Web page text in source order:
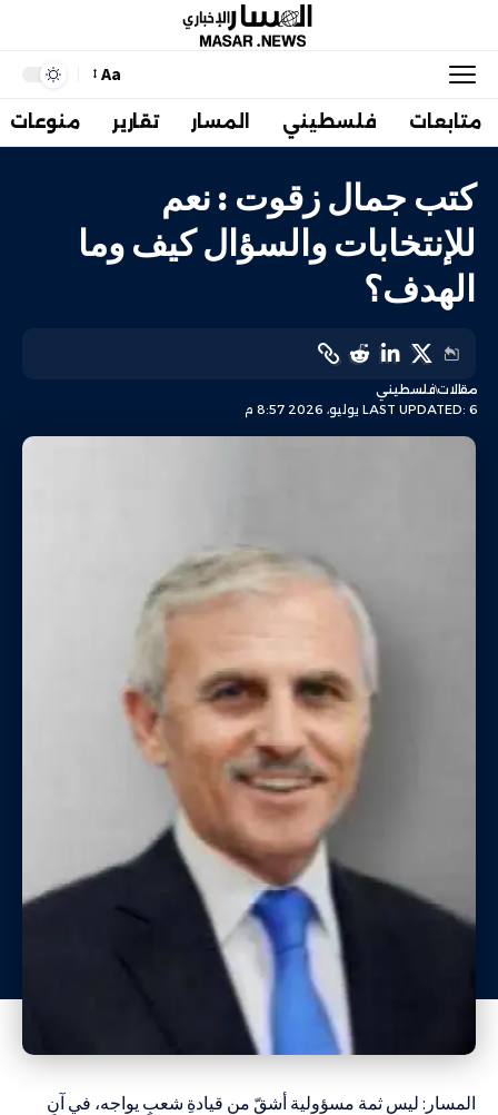
Aa
متابعات فلسطيني المسار تقارير منوعات
كتب جمال زقوت : نعم
للإنتخابات والسؤال كيف وما
الهدف؟
LAST UPDATED: 6 يوليو، 2026 8:57 م
مقالاتفلسطيني
المسار: ليس ثمة مسؤولية أشقّ من قيادةِ شعبٍ يواجه، في آنٍ